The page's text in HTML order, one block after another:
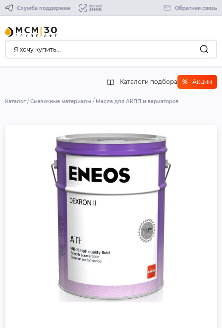
Служба поддержки Обратная связь
Каталоги подбора % Акции
Каталог Смазочные материалы Масла для АКПП и вариаторов